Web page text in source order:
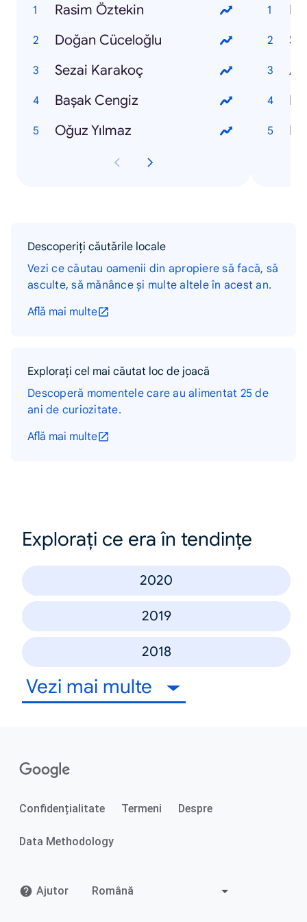
Rasim Öztekin
Doğan Cüceloğlu
Sezai Karakoç
Başak Cengiz
Oğuz Yılmaz
Descoperiți căutările locale
Vezi ce căutau oamenii din apropiere să facă, să
asculte, să mănânce și multe altele în acest an.
Află mai multe
Explorați cel mai căutat loc de joacă
Descoperă momentele care au alimentat 25 de
ani de curiozitate.
Află mai multe
Explorați ce era în tendințe
2020
2019
2018
Vezi mai multe
Confidențialitate Termeni Despre
Data Methodology
Ajutor